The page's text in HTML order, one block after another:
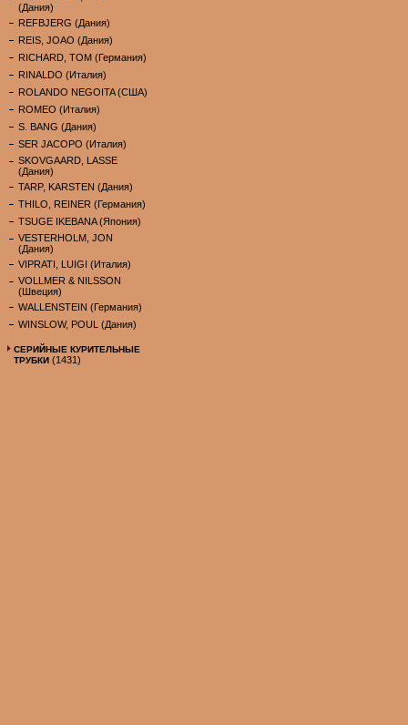
(Дания)
REFBJERG (Дания)
REIS, JOAO (Дания)
RICHARD, TOM (Германия)
RINALDO (Италия)
ROLANDO NEGOITA (США)
ROMEO (Италия)
S. BANG (Дания)
SER JACOPO (Италия)
SKOVGAARD, LASSE
(Дания)
TARP, KARSTEN (Дания)
THILO, REINER (Германия)
TSUGE IKEBANA (Япония)
VESTERHOLM, JON
(Дания)
VIPRATI, LUIGI (Италия)
VOLLMER & NILSSON
(Швеция)
WALLENSTEIN (Германия)
WINSLOW, POUL (Дания)
СЕРИЙНЫЕ КУРИТЕЛЬНЫЕ
ТРУБКИ (1431)